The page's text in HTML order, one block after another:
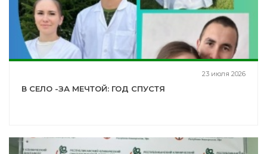
23 июля 2026
В СЕЛО -ЗА МЕЧТОЙ: ГОД СПУСТЯ